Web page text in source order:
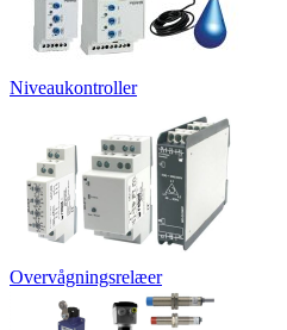
Niveaukontroller
Overvågningsrelæer